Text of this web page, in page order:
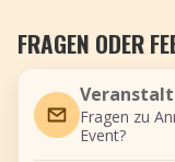
FRAGEN ODER
Fragen zu
Event?